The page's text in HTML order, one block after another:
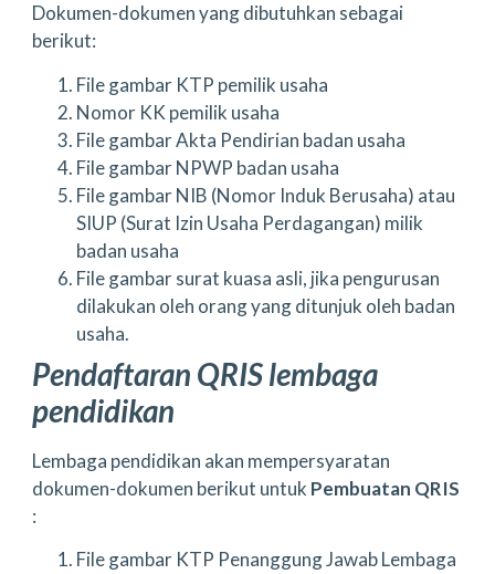
Dokumen-dokumen yang dibutuhkan sebagai
berikut:
File gambar KTP pemilik usaha
Nomor KK pemilik usaha
File gambar Akta Pendirian badan usaha
File gambar NPWP badan usaha
File gambar NIB (Nomor Induk Berusaha) atau
SIUP (Surat Izin Usaha Perdagangan) milik
badan usaha
File gambar surat kuasa asli, jika pengurusan
dilakukan oleh orang yang ditunjuk oleh badan
usaha.
Pendaftaran QRIS lembaga
pendidikan
Lembaga pendidikan akan mempersyaratan
dokumen-dokumen berikut untuk Pembuatan QRIS
:
File gambar KTP Penanggung Jawab Lembaga